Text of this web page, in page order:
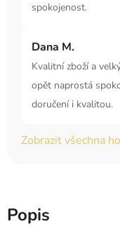
spokojenost.
Dana M.
Kvalitní zboží a
opět naprostá
doručení i kvalitou.
Zobrazit všechna
Popis